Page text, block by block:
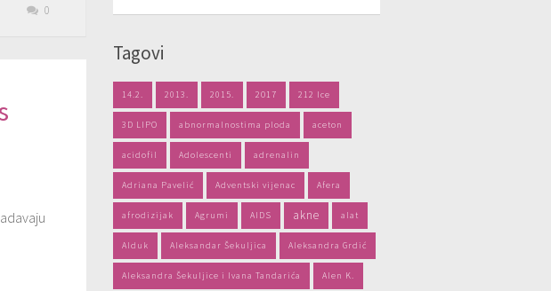
0
Tagovi
14.2. 2013. 2015. 2017 212 Ice
3D LIPO abnormalnostima ploda aceton
acidofil Adolescenti adrenalin
Adriana Pavelić Adventski vijenac Afera
afrodizijak Agrumi AIDS akne alat
Alduk Aleksandar Šekuljica Aleksandra Grdić
Aleksandra Šekuljice i Ivana Tandarića Alen K.